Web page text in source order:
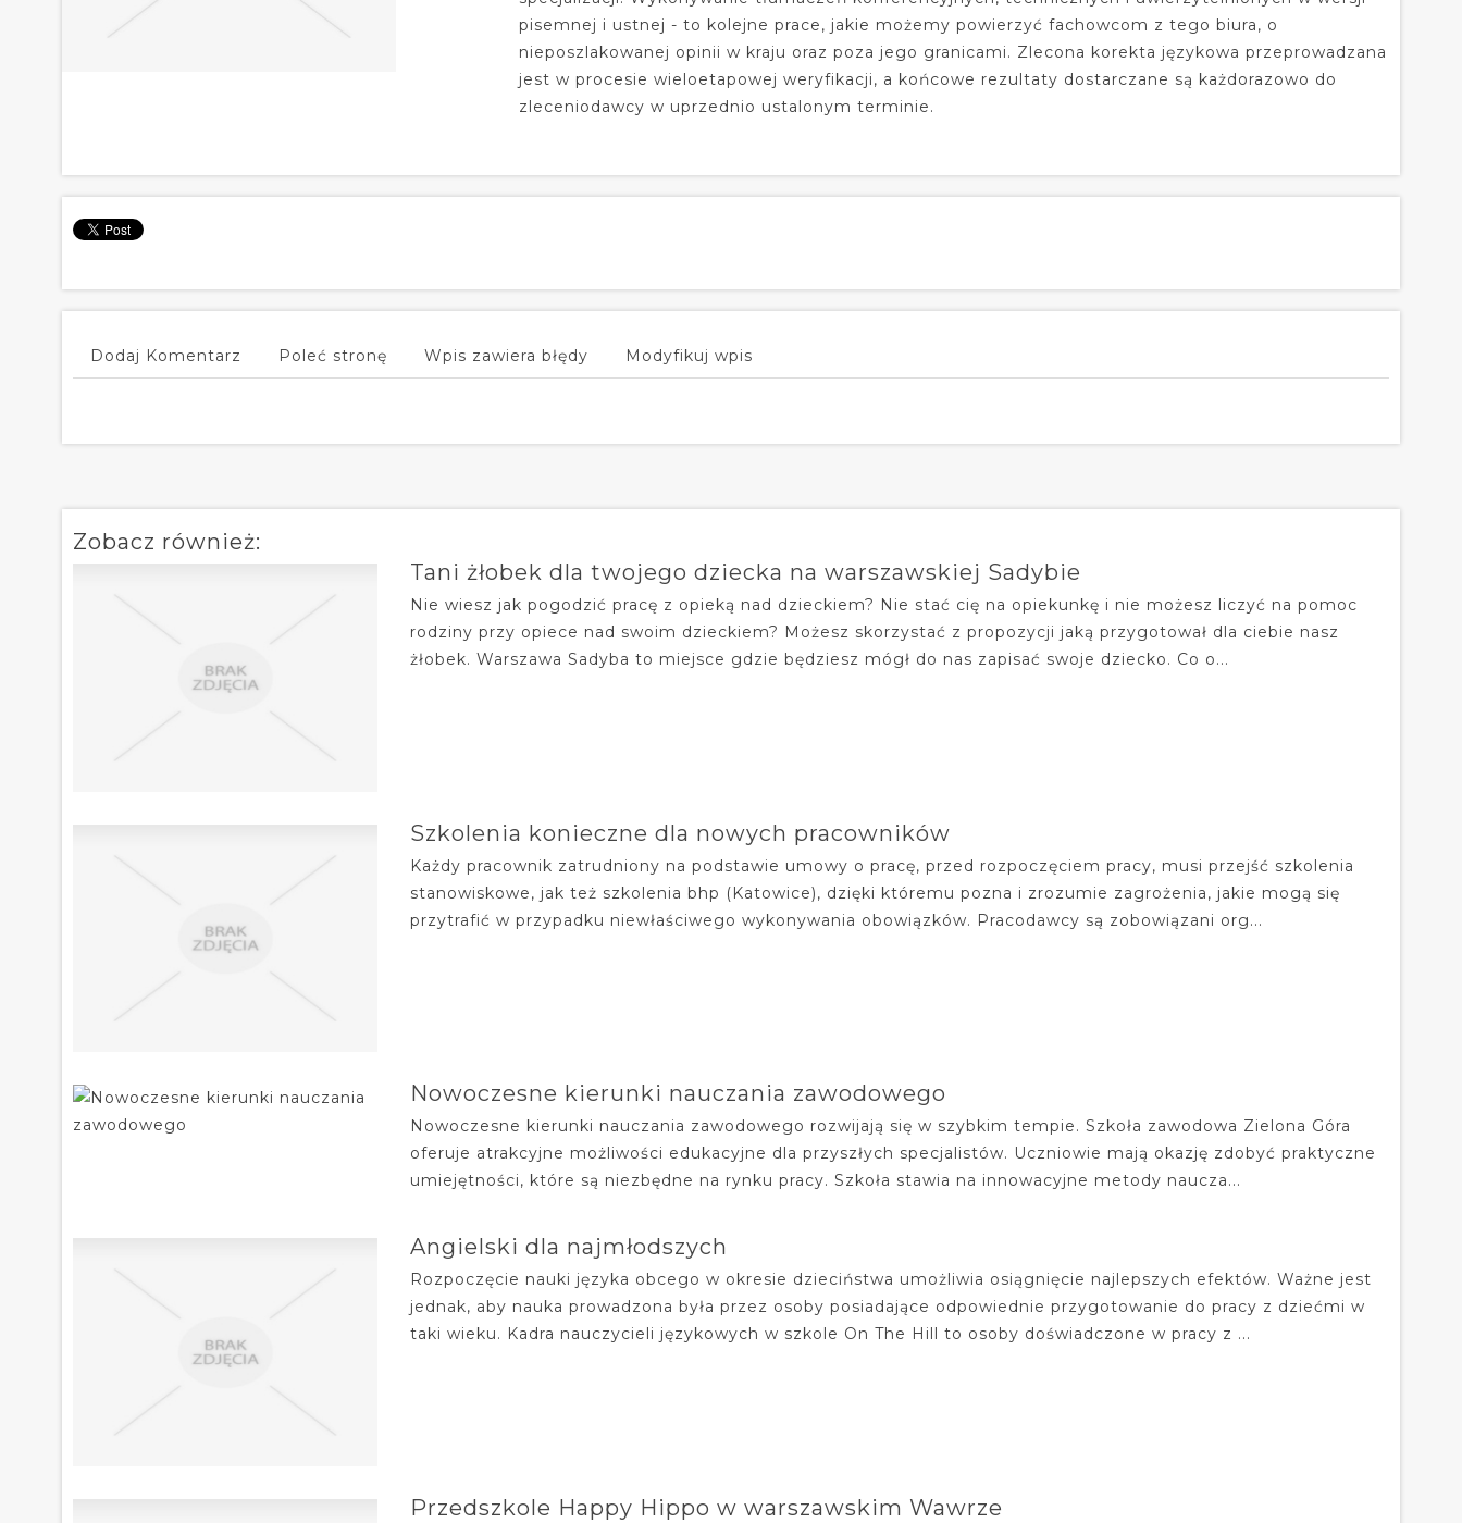
pisemnej i ustnej - to kolejne prace, jakie możemy powierzyć fachowcom z tego biura, o
nieposzlakowanej opinii w kraju oraz poza jego granicami. Zlecona korekta językowa przeprowadzana
jest w procesie wieloetapowej weryfikacji, a końcowe rezultaty dostarczane są każdorazowo do
zleceniodawcy w uprzednio ustalonym terminie.
Dodaj Komentarz Poleć stronę Wpis zawiera błędy Modyfikuj wpis
Zobacz również:
Tani żłobek dla twojego dziecka na warszawskiej Sadybie
Nie wiesz jak pogodzić pracę z opieką nad dzieckiem? Nie stać cię na opiekunkę i nie możesz liczyć na pomoc
rodziny przy opiece nad swoim dzieckiem? Możesz skorzystać z propozycji jaką przygotował dla ciebie nasz
żłobek. Warszawa Sadyba to miejsce gdzie będziesz mógł do nas zapisać swoje dziecko. Co o...
Szkolenia konieczne dla nowych pracowników
Każdy pracownik zatrudniony na podstawie umowy o pracę, przed rozpoczęciem pracy, musi przejść szkolenia
stanowiskowe, jak też szkolenia bhp (Katowice), dzięki któremu pozna i zrozumie zagrożenia, jakie mogą się
przytrafić w przypadku niewłaściwego wykonywania obowiązków. Pracodawcy są zobowiązani org...
Nowoczesne kierunki nauczania zawodowego
Nowoczesne kierunki nauczania zawodowego rozwijają się w szybkim tempie. Szkoła zawodowa Zielona Góra
oferuje atrakcyjne możliwości edukacyjne dla przyszłych specjalistów. Uczniowie mają okazję zdobyć praktyczne
umiejętności, które są niezbędne na rynku pracy. Szkoła stawia na innowacyjne metody naucza...
Angielski dla najmłodszych
Rozpoczęcie nauki języka obcego w okresie dzieciństwa umożliwia osiągnięcie najlepszych efektów. Ważne jest
jednak, aby nauka prowadzona była przez osoby posiadające odpowiednie przygotowanie do pracy z dziećmi w
taki wieku. Kadra nauczycieli językowych w szkole On The Hill to osoby doświadczone w pracy z ...
Przedszkole Happy Hippo w warszawskim Wawrze